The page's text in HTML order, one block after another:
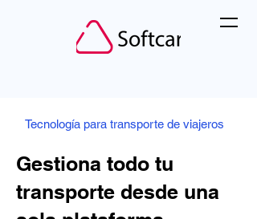
Tecnología para transporte de viajeros
Gestiona todo tu
transporte desde una